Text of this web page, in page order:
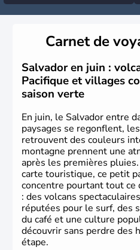
Carnet de
Salvador en juin :
Pacifique et villages
saison verte
En juin, le Salvador entre
paysages se regonflent,
retrouvent des couleurs
montagne prennent une
après les premières
carte touristique, ce petit
concentre pourtant tout ce
: des volcans
réputées pour le surf, des
du café et une culture
découvrir sans perdre des
étape.